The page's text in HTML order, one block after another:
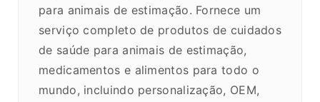
para animais de estimação. Fornece um
serviço completo de produtos de cuidados
de saúde para animais de estimação,
medicamentos e alimentos para todo o
mundo, incluindo personalização, OEM,